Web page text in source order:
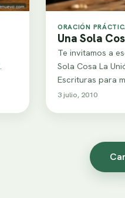
ORACIÓN
Una Sola
Te invitamos a
Sola Cosa La
Escrituras para
3 julio, 2010